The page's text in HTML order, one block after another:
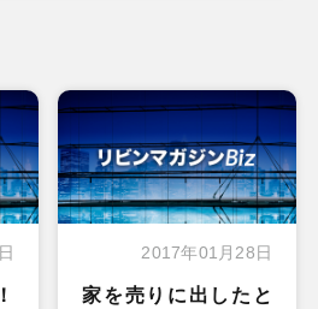
2017年01月28日
家を売りに出したと